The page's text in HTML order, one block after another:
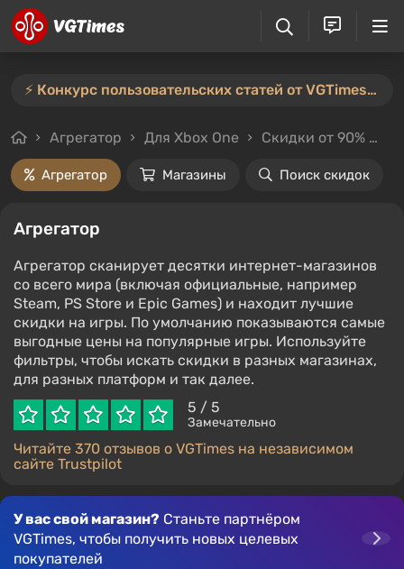
⚡️ Конкурс пользовательских статей от VGTimes продлён — участвуйте тут ⚡️
Агрегатор Для Xbox One Скидки от 90%
Агрегатор Магазины Поиск скидок
Агрегатор
Агрегатор сканирует десятки интернет-магазинов
со всего мира (включая официальные, например
Steam, PS Store и Epic Games) и находит лучшие
скидки на игры. По умолчанию показываются самые
выгодные цены на популярные игры. Используйте
фильтры, чтобы искать скидки в разных магазинах,
для разных платформ и так далее.
5 / 5
Замечательно
Читайте 370 отзывов о VGTimes на независимом
сайте Trustpilot
У вас свой магазин? Станьте партнёром
VGTimes, чтобы получить новых целевых
покупателей